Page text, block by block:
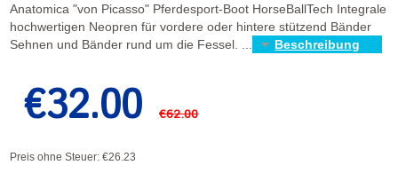
Anatomica "von Picasso" Pferdesport-Boot HorseBallTech Integrale
hochwertigen Neopren für vordere oder hintere stützend Bänder
Sehnen und Bänder rund um die Fessel. ...
Beschreibung
€32.00 €62.00
Preis ohne Steuer: €26.23